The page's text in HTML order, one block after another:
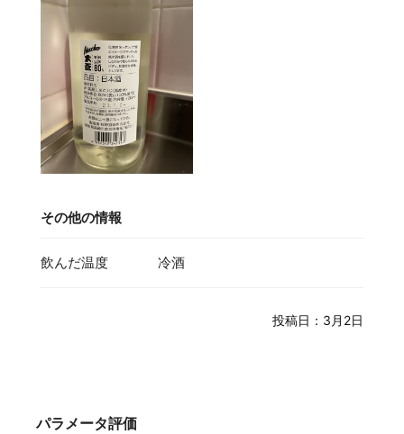
その他の情報
飲んだ温度 冷酒
投稿日：3月2日
パラメータ評価